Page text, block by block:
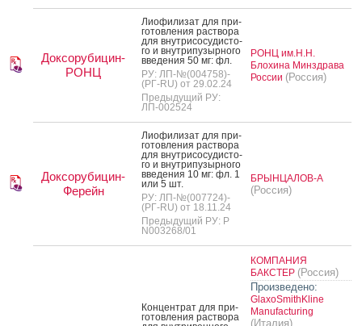
Доксорубицин-
РОНЦ
Ли­офи­лизат для при­
готов­ле­ния рас­тво­ра
для внут­ри­сосу­дис­то­
го и внут­ри­пузыр­но­го
вве­дения 50 мг: фл.
РУ: ЛП-№(004758)-
(РГ-RU) от 29.02.24
Предыдущий РУ:
ЛП-002524
РОНЦ им.Н.Н.
Блохина Минздрава
России (Россия)
Доксорубицин-
Ферейн
Ли­офи­лизат для при­
готов­ле­ния рас­тво­ра
для внут­ри­сосу­дис­то­
го и внут­ри­пузыр­но­го
вве­дения 10 мг: фл. 1
или 5 шт.
РУ: ЛП-№(007724)-
(РГ-RU) от 18.11.24
Предыдущий РУ: Р
N003268/01
БРЫНЦАЛОВ-А
(Россия)
Кон­цен­трат для при­
готов­ле­ния рас­тво­ра
КОМПАНИЯ
БАКСТЕР (Россия)
Произведено:
GlaxoSmithKline
Manufacturing
(Италия)